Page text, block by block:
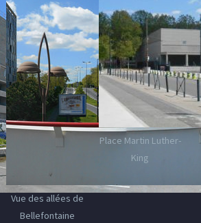
Vue des allées de
Bellefontaine
Place Martin Luther-
King